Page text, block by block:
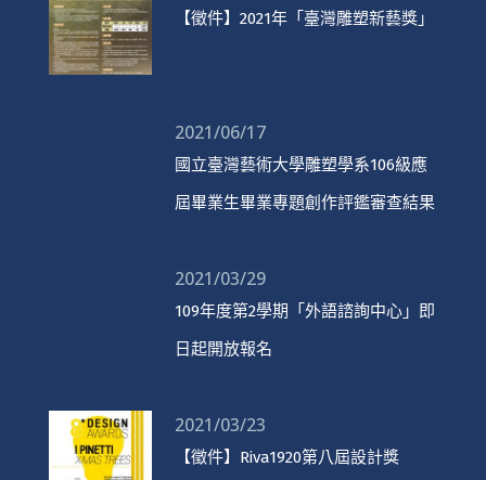
【徵件】2021年「臺灣雕塑新藝獎」
2021/06/17
國立臺灣藝術大學雕塑學系106級應
屆畢業生畢業專題創作評鑑審查結果
2021/03/29
109年度第2學期「外語諮詢中心」即
日起開放報名
2021/03/23
【徵件】Riva1920第八屆設計獎